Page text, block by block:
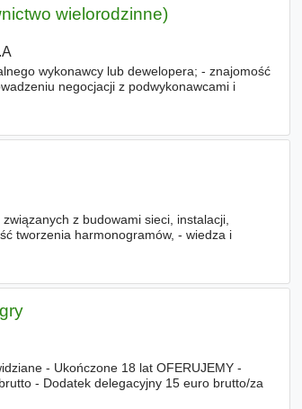
wielorodzinne)
wykonawcy lub dewelopera; - znajomość
negocjacji z podwykonawcami i
z budowami sieci, instalacji,
tworzenia harmonogramów, - wiedza i
- Ukończone 18 lat OFERUJEMY -
- Dodatek delegacyjny 15 euro brutto/za